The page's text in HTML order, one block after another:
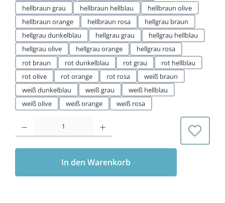
hellbraun grau
hellbraun hellblau
hellbraun olive
hellbraun orange
hellbraun rosa
hellgrau braun
hellgrau dunkelblau
hellgrau grau
hellgrau hellblau
hellgrau olive
hellgrau orange
hellgrau rosa
rot braun
rot dunkelblau rot grau
rot hellblau
rot olive
rot orange rot rosa
weiß braun
weiß dunkelblau
weiß grau
weiß hellblau
weiß olive
weiß orange weiß rosa
Produkt Anzahl: Gib den gewünschten Wert ein oder benutze die
In den Warenkorb